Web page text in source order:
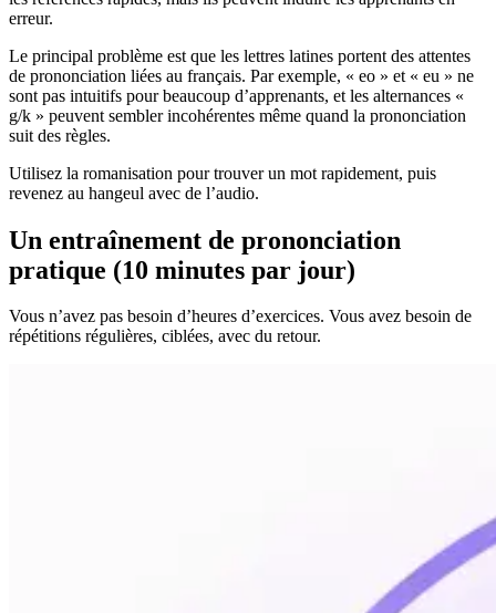
erreur.
Le principal problème est que les lettres latines portent des attentes
de prononciation liées au français. Par exemple, « eo » et « eu » ne
sont pas intuitifs pour beaucoup d’apprenants, et les alternances «
g/k » peuvent sembler incohérentes même quand la prononciation
suit des règles.
Utilisez la romanisation pour trouver un mot rapidement, puis
revenez au hangeul avec de l’audio.
Un entraînement de prononciation
pratique (10 minutes par jour)
Vous n’avez pas besoin d’heures d’exercices. Vous avez besoin de
répétitions régulières, ciblées, avec du retour.